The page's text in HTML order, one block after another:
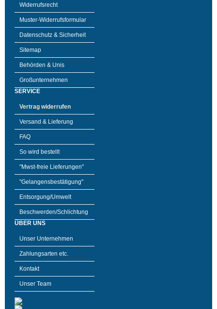
Widerrufsrecht
Muster-Widerrufsformular
Datenschutz & Sicherheit
Sitemap
Behörden & Unis
Großunternehmen
SERVICE
Vertrag widerrufen
Versand & Lieferung
FAQ
So wird bestellt
"Mwst-freie Lieferungen"
"Gelangensbestätigung"
Entsorgung/Umwelt
Beschwerden/Schlichtung
ÜBER UNS
Unser Unternehmen
Zahlungsarten etc.
Kontakt
Unser Team